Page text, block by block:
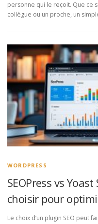
personne qui le reçoit. Que ce
collègue ou un proche, un
WORDPRESS
SEOPress vs
choisir pour
Le choix d’un plugin SEO peut